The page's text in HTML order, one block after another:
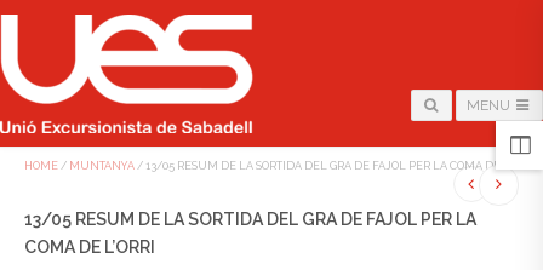
MENU
HOME / MUNTANYA / 13/05 RESUM DE LA SORTIDA DEL GRA DE FAJOL PER LA COMA DE L’ORRI
13/05 RESUM DE LA SORTIDA DEL GRA DE FAJOL PER LA
COMA DE L’ORRI